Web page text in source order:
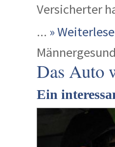
Versicherter
... »
Das Auto
Ein